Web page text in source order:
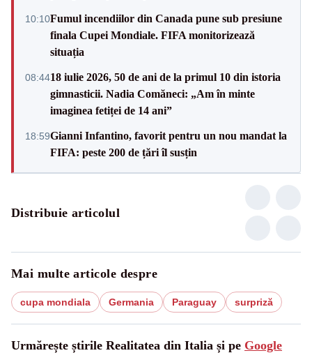
10:10Fumul incendiilor din Canada pune sub presiune
finala Cupei Mondiale. FIFA monitorizează
situația
08:4418 iulie 2026, 50 de ani de la primul 10 din istoria
gimnasticii. Nadia Comăneci: „Am în minte
imaginea fetiței de 14 ani”
18:59Gianni Infantino, favorit pentru un nou mandat la
FIFA: peste 200 de țări îl susțin
Distribuie articolul
Mai multe articole despre
cupa mondiala Germania Paraguay surpriză
Urmărește știrile Realitatea din Italia și pe Google